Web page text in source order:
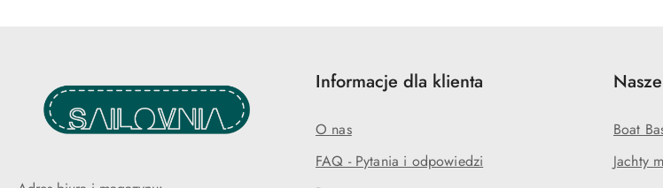
Informacje dla klienta
O nas
FAQ - Pytania i odpowiedzi
Boat
Jachty